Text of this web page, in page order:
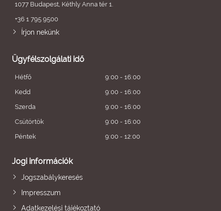
1077 Budapest, Kéthly Anna tér 1.
+36 1 795 9500
Írjon nekünk
Ügyfélszolgálati idő
Hétfő
9:00 - 16:00
Kedd
9:00 - 16:00
Szerda
9:00 - 16:00
Csütörtök
9:00 - 16:00
Péntek
9:00 - 12:00
Jogi információk
Jogszabálykeresés
Impresszum
Adatkezelési tájékoztató